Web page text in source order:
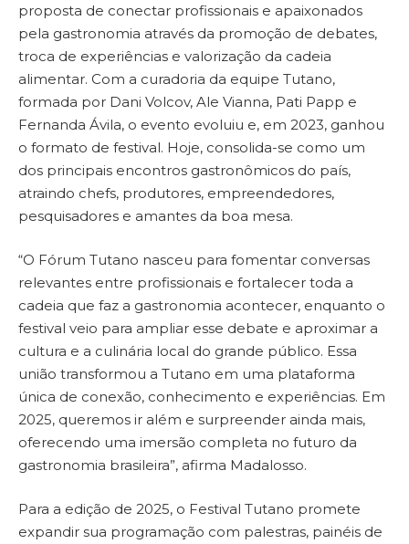
proposta de conectar profissionais e apaixonados
pela gastronomia através da promoção de debates,
troca de experiências e valorização da cadeia
alimentar. Com a curadoria da equipe Tutano,
formada por Dani Volcov, Ale Vianna, Pati Papp e
Fernanda Ávila, o evento evoluiu e, em 2023, ganhou
o formato de festival. Hoje, consolida-se como um
dos principais encontros gastronômicos do país,
atraindo chefs, produtores, empreendedores,
pesquisadores e amantes da boa mesa.
“O Fórum Tutano nasceu para fomentar conversas
relevantes entre profissionais e fortalecer toda a
cadeia que faz a gastronomia acontecer, enquanto o
festival veio para ampliar esse debate e aproximar a
cultura e a culinária local do grande público. Essa
união transformou a Tutano em uma plataforma
única de conexão, conhecimento e experiências. Em
2025, queremos ir além e surpreender ainda mais,
oferecendo uma imersão completa no futuro da
gastronomia brasileira”, afirma Madalosso.
Para a edição de 2025, o Festival Tutano promete
expandir sua programação com palestras, painéis de